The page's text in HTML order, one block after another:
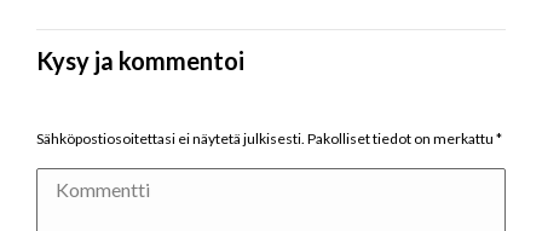
Kysy ja kommentoi
Sähköpostiosoitettasi ei näytetä julkisesti. Pakolliset tiedot on merkattu *
Kommentti